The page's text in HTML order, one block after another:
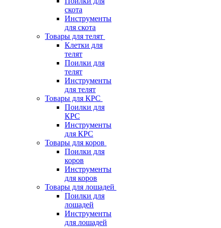
скота
Инструменты
для скота
Товары для телят
Клетки для
телят
Поилки для
телят
Инструменты
для телят
Товары для КРС
Поилки для
КРС
Инструменты
для КРС
Товары для коров
Поилки для
коров
Инструменты
для коров
Товары для лошадей
Поилки для
лошадей
Инструменты
для лошадей